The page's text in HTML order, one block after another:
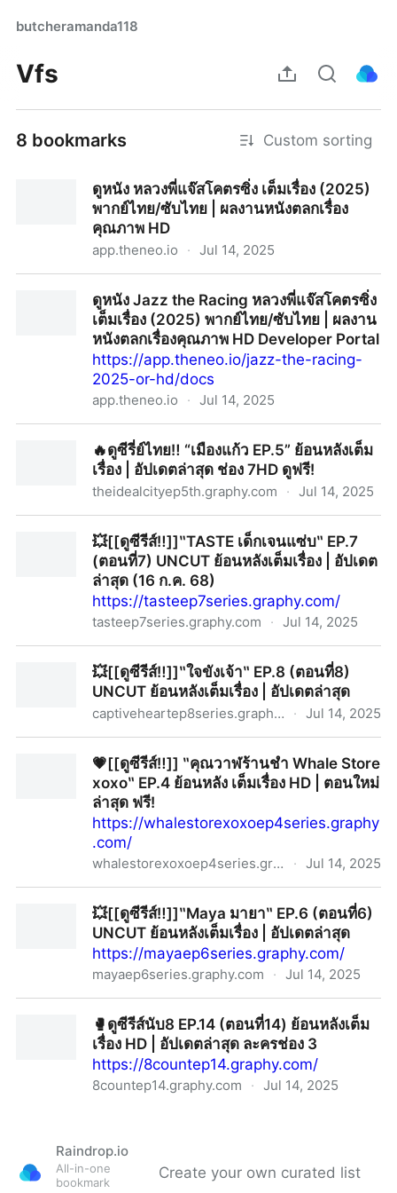
butcheramanda118
Vfs
8 bookmarks Custom sorting
ดูหนัง หลวงพี่แจ๊สโคตรซิ่ง เต็มเรื่อง (2025)
พากย์ไทย/ซับไทย | ผลงานหนังตลกเรื่อง
คุณภาพ HD
app.theneo.io · Jul 14, 2025
ไทย | ผลงานหนังตลกเรื่องคุณภาพ HD
ดูหนัง Jazz the Racing หลวงพี่แจ๊สโคตรซิ่ง
เต็มเรื่อง (2025) พากย์ไทย/ซับไทย | ผลงาน
หนังตลกเรื่องคุณภาพ HD Developer Portal
https://app.theneo.io/jazz-the-racing-
2025-or-hd/docs
app.theneo.io · Jul 14, 2025
(2025) พากย์ไทย/ซับไทย | ผลงานหนังตลกเรื่องคุณภาพ
HD Developer Portal
🔥ดูซีรี่ย์ไทย‼️ “เมืองแก้ว EP.5” ย้อนหลังเต็ม
เรื่อง | อัปเดตล่าสุด ช่อง 7HD ดูฟรี!
theidealcityep5th.graphy.com · Jul 14, 2025
ล่าสุด ช่อง 7HD ดูฟรี!💥[[ดูซีรีส์‼️]]‶TASTE เด็กเจนแซ่บ‶ EP.7
(ตอนที่7) UNCUT ย้อนหลังเต็มเรื่อง | อัปเดต
ล่าสุด (16 ก.ค. 68)
https://tasteep7series.graphy.com/
tasteep7series.graphy.com · Jul 14, 2025
UNCUT ย้อนหลังเต็มเรื่อง | อัปเดตล่าสุด (16 ก.ค. 68)
💥[[ดูซีรีส์‼️]]‶ใจขังเจ้า‶ EP.8 (ตอนที่8)
UNCUT ย้อนหลังเต็มเรื่อง | อัปเดตล่าสุด
captiveheartep8series.graphy.com · Jul 14, 2025
เต็มเรื่อง | อัปเดตล่าสุด💗[[ดูซีรีส์‼️]] ‶คุณวาฬร้านชํา Whale Store
xoxo‶ EP.4 ย้อนหลัง เต็มเรื่อง HD | ตอนใหม่
ล่าสุด ฟรี!
https://whalestorexoxoep4series.graphy
.com/
whalestorexoxoep4series.graphy.com · Jul 14, 2025
ย้อนหลัง เต็มเรื่อง HD | ตอนใหม่ล่าสุด ฟรี!
💥[[ดูซีรีส์‼️]]‶Maya มายา‶ EP.6 (ตอนที่6)
UNCUT ย้อนหลังเต็มเรื่อง | อัปเดตล่าสุด
https://mayaep6series.graphy.com/
mayaep6series.graphy.com · Jul 14, 2025
หลังเต็มเรื่อง | อัปเดตล่าสุด
🥊ดูซีรีส์นับ8 EP.14 (ตอนที่14) ย้อนหลังเต็ม
เรื่อง HD | อัปเดตล่าสุด ละครช่อง 3
https://8countep14.graphy.com/
8countep14.graphy.com · Jul 14, 2025
Raindrop.io
All-in-one
bookmark
Create your own curated list